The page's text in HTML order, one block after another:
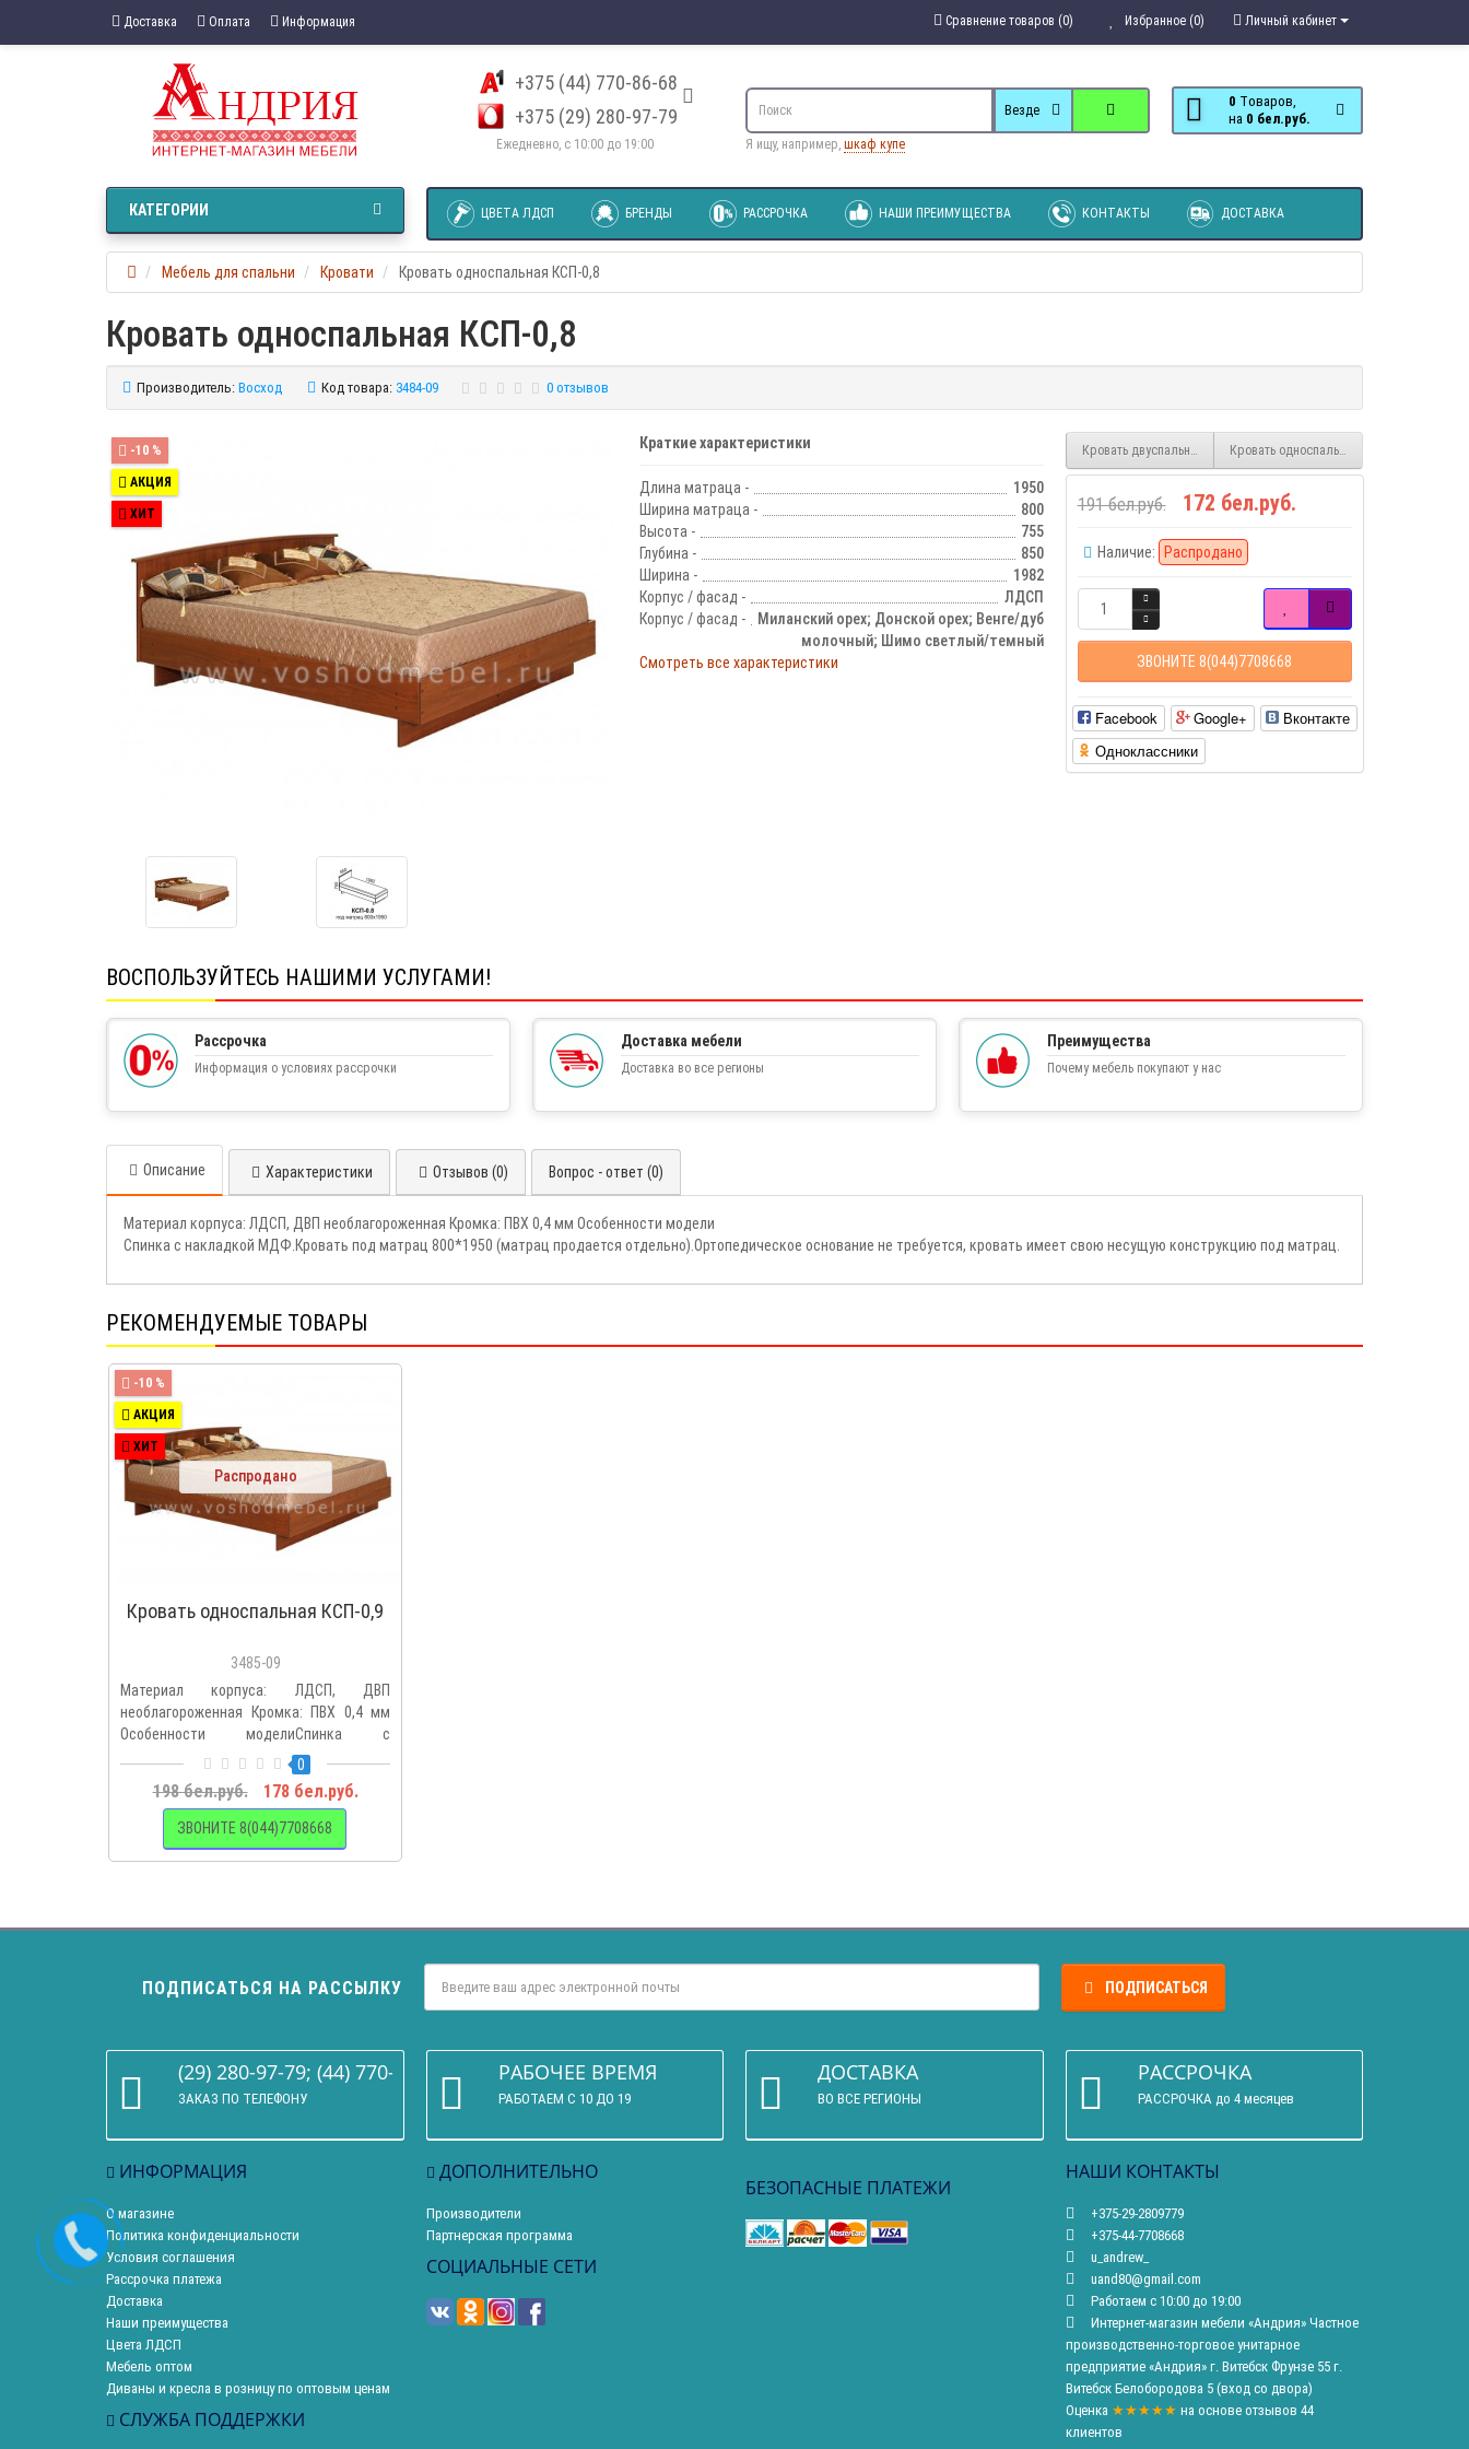
Доставка Оплата Информация Личный кабинет
Избранное (0)
Сравнение товаров (0)
+375 (44) 770-86-68
+375 (29) 280-97-79
Ежедневно, с 10:00 до 19:00
0 Tоваров,
на
0 бел.руб.
Везде
Я ищу, например, шкаф купе
ЦВЕТА ЛДСП БРЕНДЫ РАССРОЧКА НАШИ ПРЕИМУЩЕСТВА КОНТАКТЫ ДОСТАВКА
КАТЕГОРИИ
Мебель для спальни Кровати Кровать односпальная КСП-0,8
Кровать односпальная КСП-0,8
Производитель: Восход Код товара: 3484-09 0 отзывов
-10 %
АКЦИЯ
ХИТ
Краткие характеристики
Длина матраца -
1950
Ширина матраца -
800
Высота -
755
Глубина -
850
Ширина -
1982
Корпус / фасад -
ЛДСП
Корпус / фасад -
Миланский орех; Донской орех; Венге/дуб
молочный; Шимо светлый/темный
Смотреть все характеристики
Кровать двуспальная К-1,6Кровать односпальная КСП-0,9
191 бел.руб. 172 бел.руб.
Наличие: Распродано
ЗВОНИТЕ 8(044)7708668
Facebook Google+
Вконтакте
Одноклассники
ВОСПОЛЬЗУЙТЕСЬ НАШИМИ УСЛУГАМИ!
Рассрочка
Информация о условиях рассрочки
Доставка мебели
Доставка во все регионы
Преимущества
Почему мебель покупают у нас
Описание Характеристики Отзывов (0) Вопрос - ответ (0)
Материал корпуса: ЛДСП, ДВП необлагороженная Кромка: ПВХ 0,4 мм Особенности модели
Спинка с накладкой МДФ.Кровать под матрац 800*1950 (матрац продается отдельно).Ортопедическое основание не требуется, кровать имеет свою несущую конструкцию под матрац.
РЕКОМЕНДУЕМЫЕ ТОВАРЫ
-10 %
АКЦИЯ
ХИТ
Распродано
Кровать односпальная КСП-0,9
3485-09
Материал корпуса: ЛДСП, ДВП
необлагороженная Кромка: ПВХ 0,4 мм
Особенности моделиСпинка с
0
198 бел.руб. 178 бел.руб.
ЗВОНИТЕ 8(044)7708668
ПОДПИСАТЬСЯ НА РАССЫЛКУ ПОДПИСАТЬСЯ
(29) 280-97-79; (44) 770-86-68
ЗАКАЗ ПО ТЕЛЕФОНУ
РАБОЧЕЕ ВРЕМЯ
РАБОТАЕМ С 10 ДО 19
ДОСТАВКА
ВО ВСЕ РЕГИОНЫ
РАССРОЧКА
РАССРОЧКА до 4 месяцев
ИНФОРМАЦИЯ
О магазине
Политика конфиденциальности
Условия соглашения
Рассрочка платежа
Доставка
Наши преимущества
Цвета ЛДСП
Мебель оптом
Диваны и кресла в розницу по оптовым ценам
СЛУЖБА ПОДДЕРЖКИ
ДОПОЛНИТЕЛЬНО
Производители
Партнерская программа
СОЦИАЛЬНЫЕ СЕТИ
БЕЗОПАСНЫЕ ПЛАТЕЖИ
НАШИ КОНТАКТЫ
+375-29-2809779
+375-44-7708668
u_andrew_
uand80@gmail.com
Работаем с 10:00 до 19:00
Интернет-магазин мебели «Андрия» Частное
производственно-торговое унитарное
предприятие «Андрия» г. Витебск Фрунзе 55 г.
Витебск Белобородова 5 (вход со двора)
Оценка ★★★★★ на основе отзывов 44
клиентов